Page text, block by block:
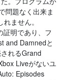
問題なく出来ま
ません。
証明であり、フ
and Damnedと
れるGrand
Liveがないユ
Episodes